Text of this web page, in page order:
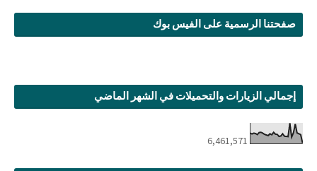
صفحتنا الرسمية على الفيس بوك
إجمالي الزيارات والتحميلات في الشهر الماضي
6,461,571